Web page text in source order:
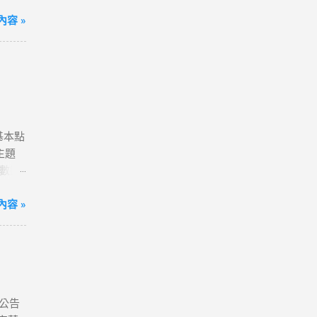
案；
💰
看
、
認
表
11
】
容 »
本點
題
回
滿
量
端
容 »
告